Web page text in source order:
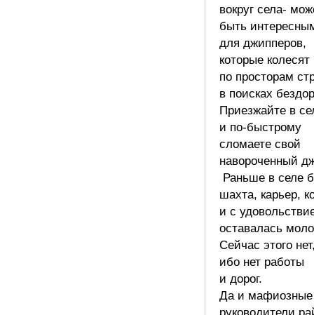
вокруг села-
быть
для джипперов,
которые колесят
по просторам
в поисках
Приезжайте в
и по-быстрому
сломаете свой
навороченный
Раньше в селе
шахта, карьер,
и с
оставалась
Сейчас этого
ибо нет работы
и дорог.
Да и мафиозные
руководители